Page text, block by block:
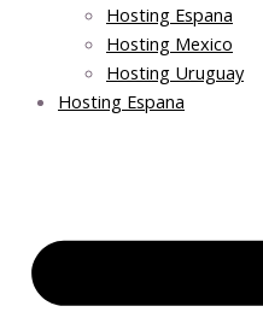
Hosting Espana
Hosting Mexico
Hosting Uruguay
Hosting Espana